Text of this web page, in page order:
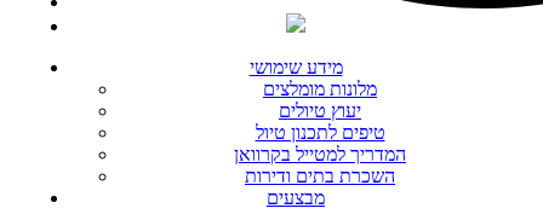
מידע שימושי
מלונות מומלצים
יעוץ טיולים
טיפים לתכנון טיול
המדריך למטייל בקרוואן
השכרת בתים ודירות
מבצעים